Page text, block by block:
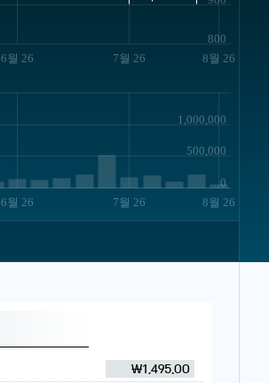
6월 26 7월 26 8월 26
800
6월 26 7월 26 8월 26
0
500,000
1,000,000
₩1,495.00